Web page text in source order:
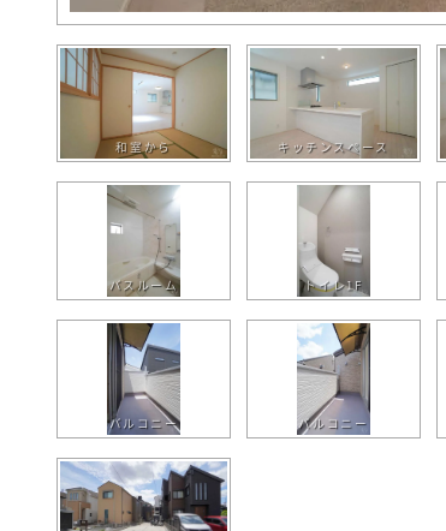
和室から キッチンスペース
バスルーム トイレ1F
バルコニー バルコニー